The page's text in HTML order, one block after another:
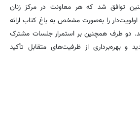
توافق شد که هر معاونت در مرکز زنان
را به‌صورت مشخص به باغ کتاب ارائه
دو طرف همچنین بر استمرار جلسات مشترک
و بهره‌برداری از ظرفیت‌های متقابل تأکید